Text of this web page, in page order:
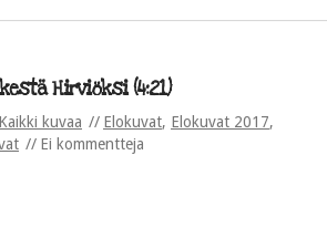
Hirviöksi (4:21)
Kaikki kuvaa Elokuvat, Elokuvat 2017,
Ei kommentteja